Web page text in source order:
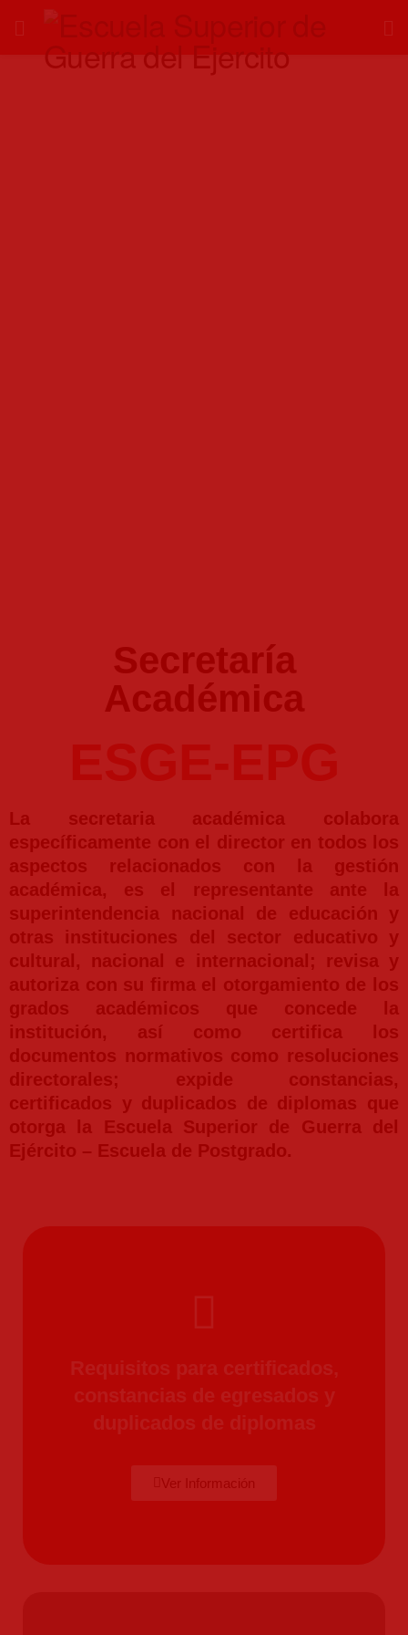
Secretaría
Académica
La secretaria académica colabora
específicamente con el director en todos los
aspectos relacionados con la gestión
académica, es el representante ante la
superintendencia nacional de educación y
otras instituciones del sector educativo y
cultural, nacional e internacional; revisa y
autoriza con su firma el otorgamiento de los
grados académicos que concede la
institución, así como certifica los
documentos normativos como resoluciones
directorales; expide constancias,
certificados y duplicados de diplomas que
otorga la Escuela Superior de Guerra del
Ejército – Escuela de Postgrado.
Ver Información